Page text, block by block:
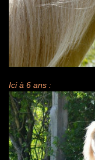
Ici à 6 ans :